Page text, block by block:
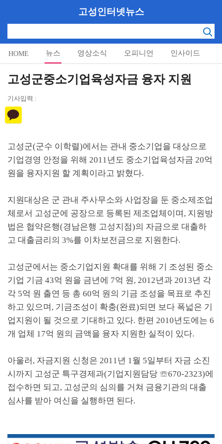
고성인터넷뉴스
HOME 뉴스 영상소식 오피니언 인사이드
알림마당
고성군중소기업육성자금 융자 지원
기사입력 :
고성군(군수 이학렬)에서는 관내 중소기업을 대상으로
기업경영 안정을 위해 2011년도 중소기업육성자금 20억
원을 융자지원 할 계획이라고 밝혔다.
지원대상은 군 관내 주사무소와 사업장을 둔 중소제조업
체로서 고성군에 공장으로 등록된 제조업체이며, 지원방
법은 협약은행(경남은행 고성지점)의 자금으로 대출하
고 대출금리의 3%를 이차보전금으로 지원한다.
고성군에서는 중소기업지원 확대를 위해 기 조성된 중소
기업 기금 43억 원을 금년에 7억 원, 2012년과 2013년 각
각 5억 원 출연 등 총 60억 원의 기금 조성을 목표로 추진
하고 있으며, 기금조성이 확충(완료)되면 보다 폭넓은 기
업지원이 될 것으로 기대하고 있다. 한편 2010년도에는 6
개 업체 17억 원의 금액을 융자 지원한 실적이 있다.
아울러, 자금지원 신청은 2011년 1월 5일부터 자금 소진
시까지 고성군 특구경제과(기업지원담당 ☏670-2323)에
접수하면 되고, 고성군의 심의를 거쳐 금융기관의 대출
심사를 받아 여신을 실행하면 된다.